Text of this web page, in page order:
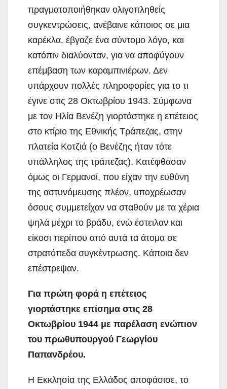
πραγματοποιήθηκαν ολιγοπληθείς
συγκεντρώσεις, ανέβαινε κάποιος σε μια
καρέκλα, έβγαζε ένα σύντομο λόγο, και
κατόπιν διαλύονταν, για να αποφύγουν
επέμβαση των καραμπινιέρων. Δεν
υπάρχουν πολλές πληροφορίες για το τι
έγινε στις 28 Οκτωβρίου 1943. Σύμφωνα
με τον Ηλία Βενέζη γιορτάστηκε η επέτειος
στο κτίριο της Εθνικής Τράπεζας, στην
πλατεία Κοτζιά (ο Βενέζης ήταν τότε
υπάλληλος της τράπεζας). Κατέφθασαν
όμως οι Γερμανοί, που είχαν την ευθύνη
της αστυνόμευσης πλέον, υποχρέωσαν
όσους συμμετείχαν να σταθούν με τα χέρια
ψηλά μέχρι το βράδυ, ενώ έστειλαν και
είκοσι περίπου από αυτά τα άτομα σε
στρατόπεδα συγκέντρωσης. Κάποια δεν
επέστρεψαν.
Για πρώτη φορά η επέτειος
γιορτάστηκε επίσημα στις 28
Οκτωβρίου 1944 με παρέλαση ενώπιον
του πρωθυπουργού Γεωργίου
Παπανδρέου.
Η Εκκλησία της Ελλάδος αποφάσισε, το